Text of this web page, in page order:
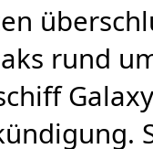
rund